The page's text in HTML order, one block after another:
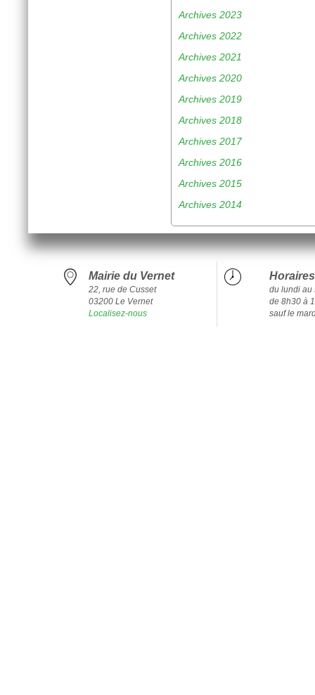
Archives 2023
Archives 2022
Archives 2021
Archives 2020
Archives 2019
Archives 2018
Archives 2017
Archives 2016
Archives 2015
Archives 2014
Mairie du Vernet
22, rue de Cusset
03200 Le Vernet
Localisez-nous
du lundi au
de 8h30 à
sauf le